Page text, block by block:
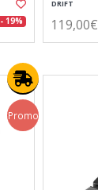
- 19%
DRIFT
119,00€
Promo